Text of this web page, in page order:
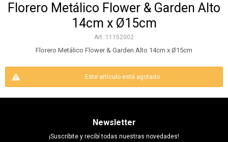
Florero Metálico Flower & Garden Alto
14cm x Ø15cm
11152002
Florero Metálico Flower & Garden Alto 14cm x Ø15cm
Este artículo está agotado.
Newsletter
¡Suscribite y recibí todas nuestras novedades!